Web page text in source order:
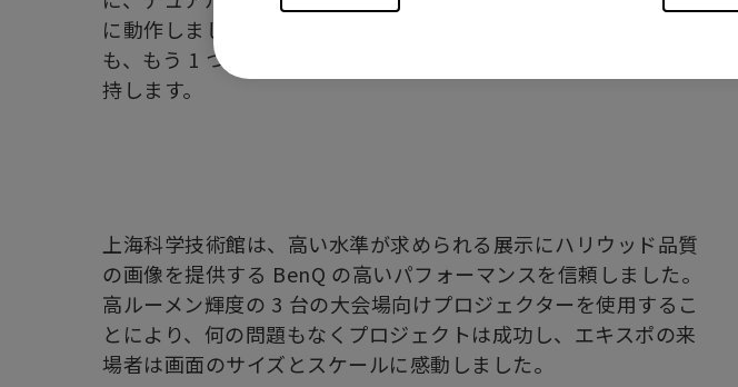
に動作しました。万一、プロジェクターのランプの 1 つが消えて
も、もう 1 つのランプが点灯して、安定した遜色のない画像を維
持します。
上海科学技術館は、高い水準が求められる展示にハリウッド品質
の画像を提供する BenQ の高いパフォーマンスを信頼しました。
高ルーメン輝度の 3 台の大会場向けプロジェクターを使用するこ
とにより、何の問題もなくプロジェクトは成功し、エキスポの来
場者は画面のサイズとスケールに感動しました。